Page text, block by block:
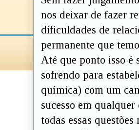
nos deixar de fazer
dificuldades de
permanente que
Até que ponto isso é
sofrendo para
química) com um
sucesso em
todas essas